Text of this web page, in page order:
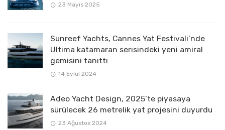
23 Mayıs 2025
Sunreef Yachts, Cannes Yat Festivali’nde
Ultima katamaran serisindeki yeni amiral
gemisini tanıttı
14 Eylül 2024
Adeo Yacht Design, 2025’te piyasaya
sürülecek 26 metrelik yat projesini duyurdu
23 Ağustos 2024